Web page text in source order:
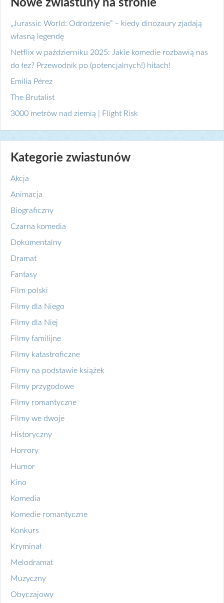
Nowe zwiastuny na stronie
„Jurassic World: Odrodzenie” – kiedy dinozaury zjadają
własną legendę
Netflix w październiku 2025: Jakie komedie rozbawią nas
do łez? Przewodnik po (potencjalnych!) hitach!
Emilia Pérez
The Brutalist
3000 metrów nad ziemią | Flight Risk
Kategorie zwiastunów
Akcja
Animacja
Biograficzny
Czarna komedia
Dokumentalny
Dramat
Fantasy
Film polski
Filmy dla Niego
Filmy dla Niej
Filmy familijne
Filmy katastroficzne
Filmy na podstawie książek
Filmy przygodowe
Filmy romantyczne
Filmy we dwoje
Historyczny
Horrory
Humor
Kino
Komedia
Komedie romantyczne
Konkurs
Kryminał
Melodramat
Muzyczny
Obyczajowy